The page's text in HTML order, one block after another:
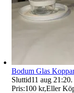
Bodum Glas
Sluttid11 aug 21:20.
Pris:100 kr,Eller